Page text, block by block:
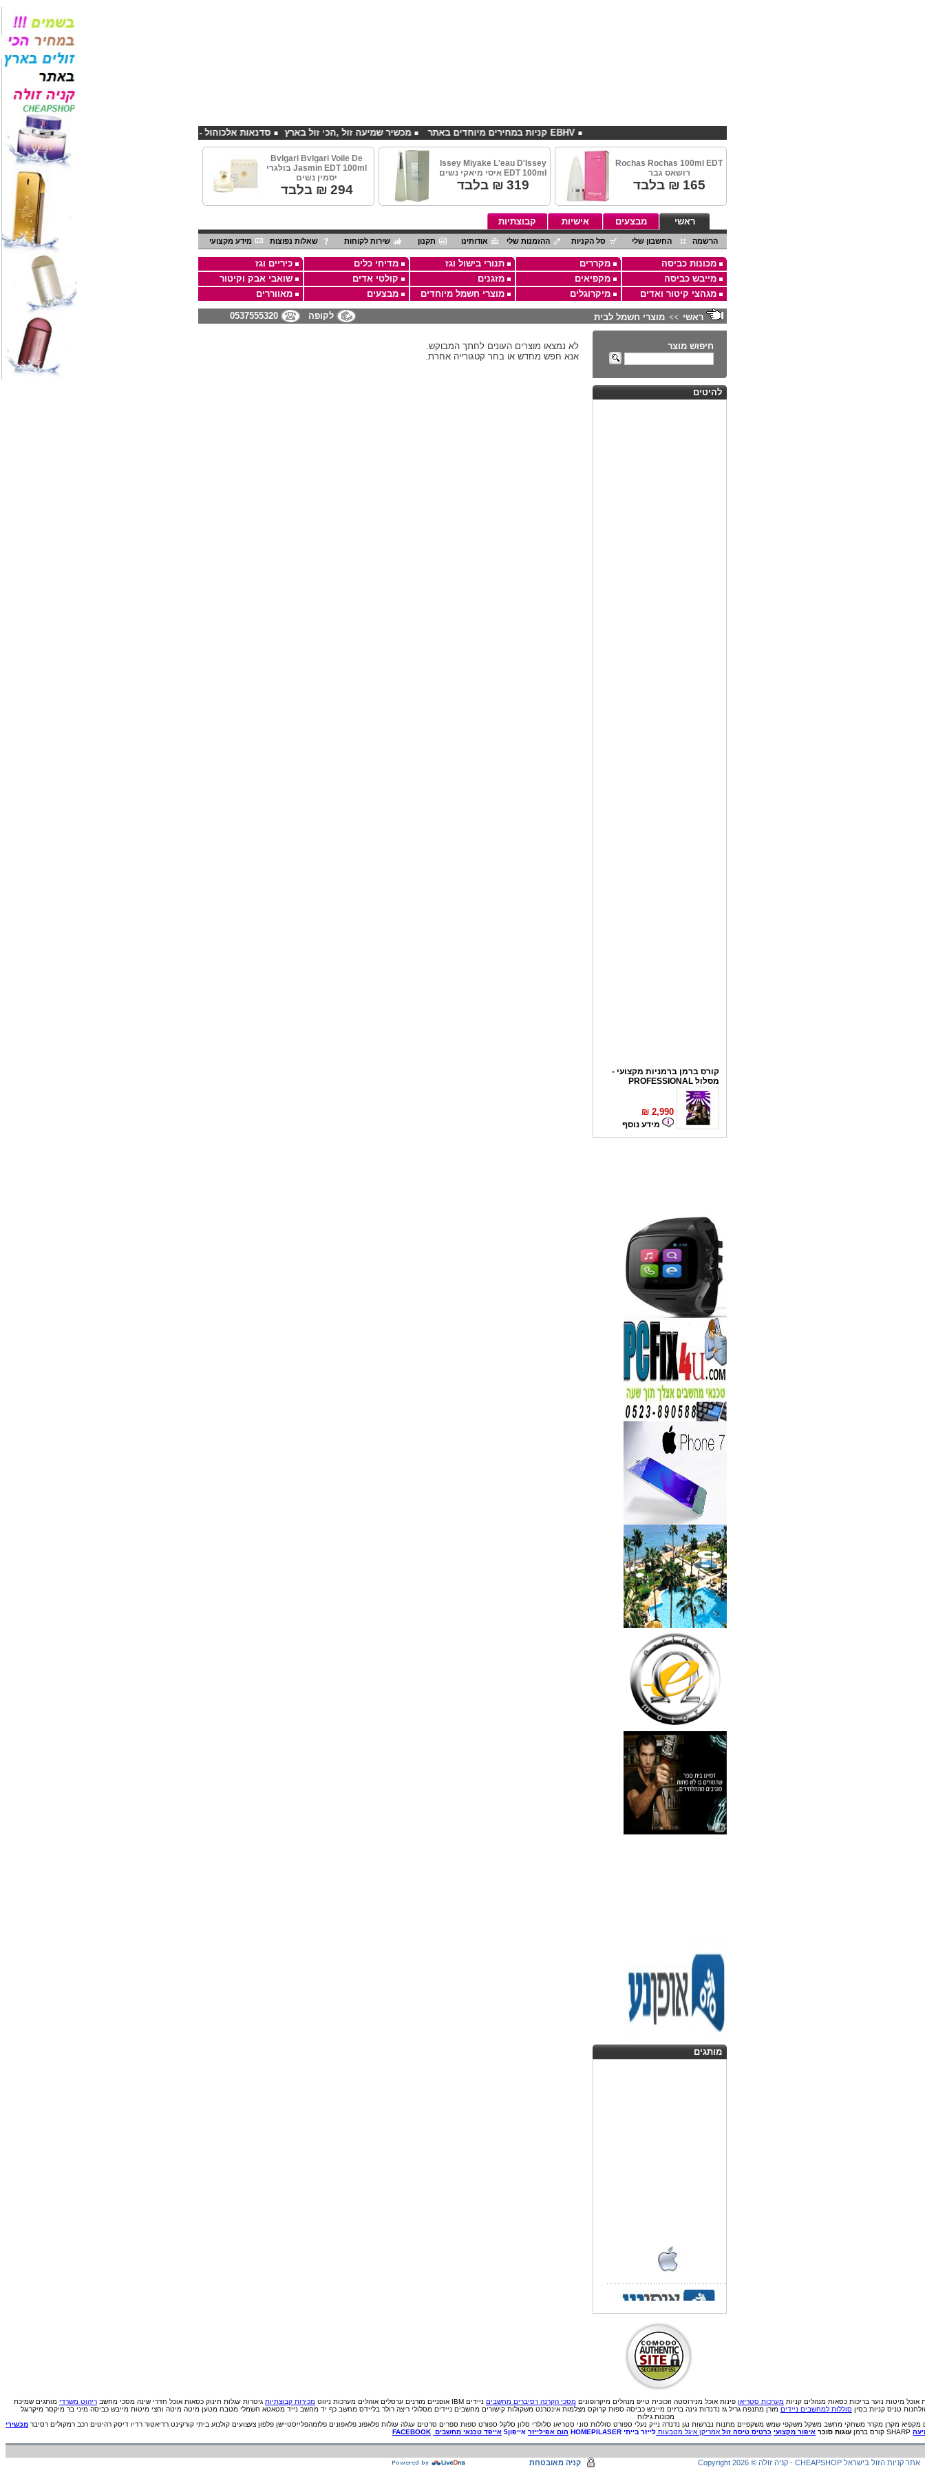
קורס פליירינג הנחה 10% לנרשמים דרך אתר CHEAPSHOP סדנאות אלכוהול - ערב גיבוש לחברות מכשיר שמיעה זול ,הכי זול בארץ EBHV קניות במחירים מיוחדים באתר
Rochas Rochas 100ml EDT
רושאס גבר
165 ₪ בלבד
Issey Miyake L'eau D'Issey
EDT 100ml איסי מיאקי נשים
319 ₪ בלבד
Bvlgari Bvlgari Voile De
Jasmin EDT 100ml בולגרי
יסמין נשים
294 ₪ בלבד
ראשי מבצעים אישיות קבוצתיות
הרשמה החשבון שלי סל הקניות ההזמנות שלי אודותינו תקנון שירות לקוחות שאלות נפוצות מידע מקצועי
מכונות כביסה מקררים תנורי בישול וגז מדיחי כלים
כיריים וגז
מייבש כביסה
מקפיאים מזגנים קולטי אדים
שואבי אבק וקיטור
מגהצי קיטור ואדים
מיקרוגלים מוצרי חשמל מיוחדים מבצעים מאווררים
ראשי >> מוצרי חשמל לבית לקופה 0537555320
חיפוש מוצר
להיטים
מסלול PROFESSIONAL
2,990
מידע נוסף
לחברות
150
₪
מידע נוסף
נגן DVD קורא DIVX עם USB
מבית PIONEER
החל מ- 349 ₪
מידע נוסף
מברשות איפור מיקצועי למאפרים
349
₪
מידע נוסף
מעגל ריסים חשמלי
40
₪
מידע נוסף
מצלמות אינפרא
499
₪
מידע נוסף
18 מברשות למאפרים + נרתיק
ג'מס אדום מעור
720
₪
מידע נוסף
פינצטה לד מאירה
30
₪
מידע נוסף
Pour Homme125ML by I
285
₪
מידע נוסף
מותגים
לא נמצאו מוצרים העונים לחתך המבוקש.
אנא חפש מחדש או בחר קטגורייה אחרת.
אוכל מיטות נוער בריכות כסאות מנהלים קניות מערכות סטריאו פינות אוכל מנירוסטה וזכוכית טייפ מנהלים מיקרופונים מסכי הקרנה רסיברים מחשבים ניידים IBM אופניים מזרנים ערסלים אוהלים מערכות ניווט מכירות קבוצתיות גיטרות עגלות תינוק כסאות אוכל חדרי שינה מסכי מחשב ריהוט משרדי מותגים שמיכת
טניס קניות בסין סוללות למחשבים ניידים מזרן מתנפח גריל גז נדנדות גינה ברזים מייבש כביסה ספות קרוקס מצלמות אינטרנט משקולות קישורים מחשבים ניידים מסלולי ריצה רולר בליידס מחשב כף יד מחשב נייד מטאטא חשמלי מטבח מטען מיטה מיטה וחצי מיטות מייבש כביסה מיני בר מיקסר מיקרוגל
מכונות גילוח
מקפיא מקרן מקרר משחקי מחשב משקל משקפי שמש משקפיים מתנות נברשות נגן נדנדה נייק נעלי ספורט סוללות סוני סטריאו סלולרי סלון סלקל ספורט ספות ספרים סרטים עגלה עגלות פלאפונ פלאפונים פלזמהפלייסטיישן פלפון צעצועים קולנוע ביתי קורקינט רדיאטור רדיו דיסק רהיטים רכב רמקולים רסיבר מכשירי
עוגות סוכר איפור מקצועי כרטיס טיסה זול אמריקן איגל מטבעות לייזר בייתי HOMEPILASER הום אפילייזר אייפון5 אייפד טכנאי מחשבים FACEBOOK
Copyright 2026 © קניה זולה - CHEAPSHOP אתר קניות הזול בישראל קניה מאובטחת